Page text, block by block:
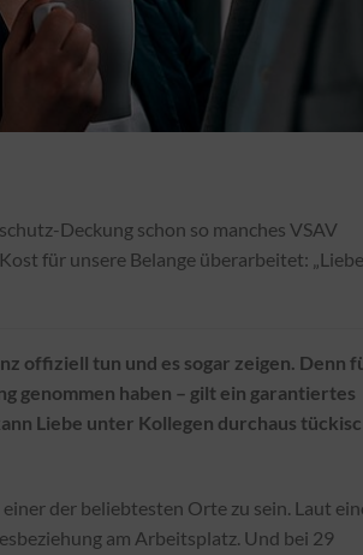
Deckung schon so manches VSAV
für unsere Belange überarbeitet: „Liebe
offiziell tun und es sogar zeigen. Denn
genommen haben – gilt ein garantiertes
Liebe unter Kollegen durchaus
der beliebtesten Orte zu sein. Laut
am Arbeitsplatz. Und bei 29